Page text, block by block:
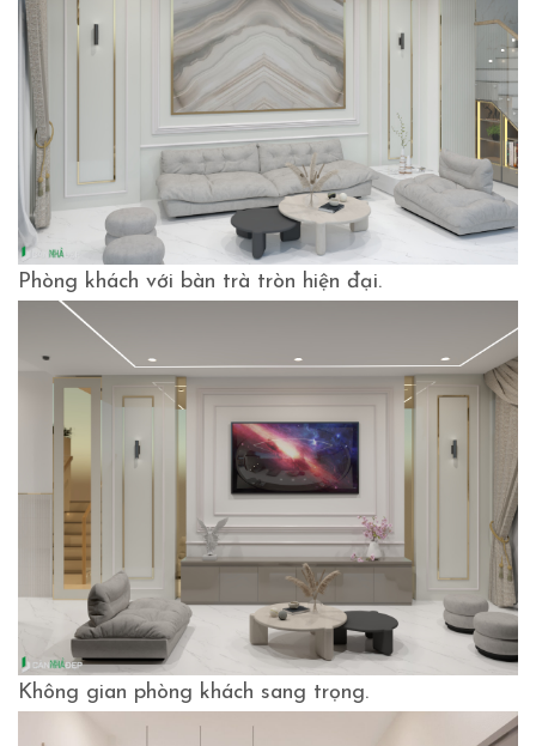
Phòng khách với bàn trà tròn hiện đại.
Không gian phòng khách sang trọng.